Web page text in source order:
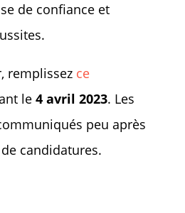
de confiance et
remplissez ce
le 4 avril 2023. Les
peu après
candidatures.